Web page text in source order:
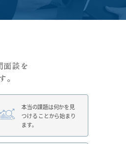
面談を
。
本当の課題は何かを見
つける ことから始まり
ます。